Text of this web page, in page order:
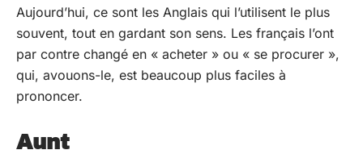
Aujourd’hui, ce sont les Anglais qui l’utilisent le plus
souvent, tout en gardant son sens. Les français l’ont
par contre changé en « acheter » ou « se procurer »,
qui, avouons-le, est beaucoup plus faciles à
prononcer.
Aunt